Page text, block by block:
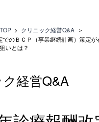
> クリニック経営Q&A ＞
でのＢＣＰ（事業継続計画）策定
いとは？
経営Q&A